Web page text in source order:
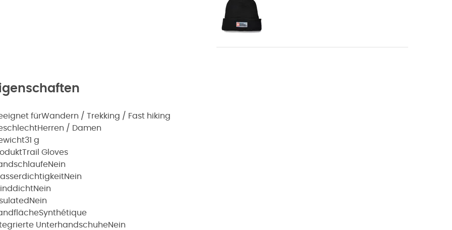
fürWandern / Trekking / Fast hiking
Herren / Damen
31 g
Trail Gloves
Nein
Nein
Nein
Nein
Synthétique
UnterhandschuheNein